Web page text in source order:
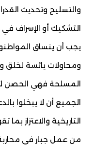
والتسليح وتحديث
التشكيك أو الإسراف
يجب أن ينساق
ومحاولات يائسة لخلق
المسلحة فهي الحصن
الجميع أن لا يبخلوا
التاريخية والاعتزاز
من عمل جبار في محاربة